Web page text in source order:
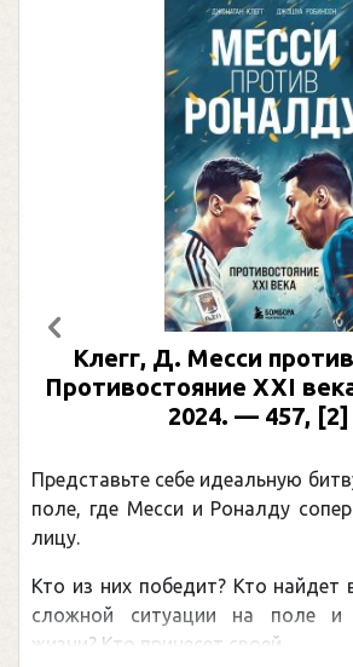
Клегг, Д. Месси
Противостояние XXI
2024. — 457, [2]
Представьте себе идеальную
поле, где Месси и Роналду
лицу.
Кто из них победит? Кто найдет
сложной ситуации на поле и
жизни? Кто принесет своей ...
Предыдущий